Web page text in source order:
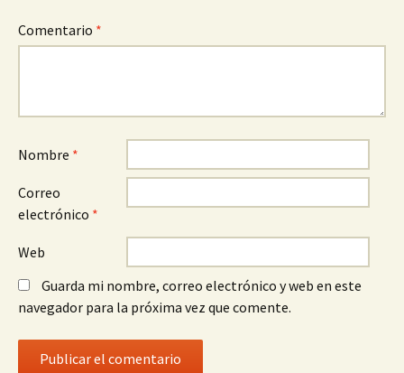
Comentario *
Nombre *
Correo
electrónico *
Web
Guarda mi nombre, correo electrónico y web en este
navegador para la próxima vez que comente.